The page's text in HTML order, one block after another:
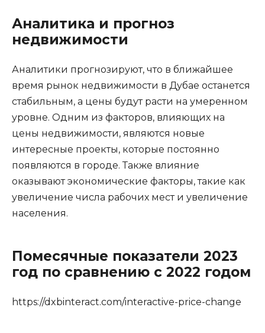
Аналитика и прогноз
недвижимости
Аналитики прогнозируют, что в ближайшее
время рынок недвижимости в Дубае останется
стабильным, а цены будут расти на умеренном
уровне. Одним из факторов, влияющих на
цены недвижимости, являются новые
интересные проекты, которые постоянно
появляются в городе. Также влияние
оказывают экономические факторы, такие как
увеличение числа рабочих мест и увеличение
населения.
Помесячные показатели 2023
год по сравнению с 2022 годом
https://dxbinteract.com/interactive-price-change